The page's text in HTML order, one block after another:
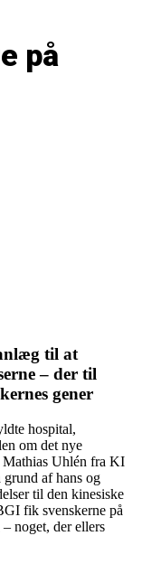
på
til at
– der til
gener
hospital,
om det nye
Mathias Uhlén fra KI
af hans og
til den kinesiske
fik svenskerne på
noget, der ellers